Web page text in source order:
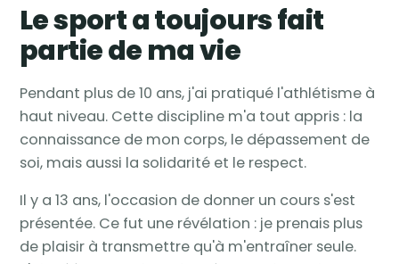
Le sport a toujours fait
partie de ma vie
Pendant plus de 10 ans, j'ai pratiqué l'athlétisme à
haut niveau. Cette discipline m'a tout appris : la
connaissance de mon corps, le dépassement de
soi, mais aussi la solidarité et le respect.
Il y a 13 ans, l'occasion de donner un cours s'est
présentée. Ce fut une révélation : je prenais plus
de plaisir à transmettre qu'à m'entraîner seule.